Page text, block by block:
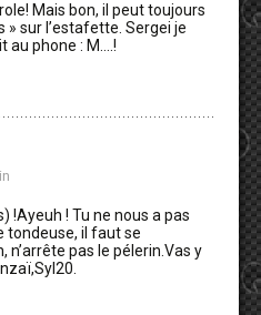
Mais bon, il peut toujours
sur l’estafette. Sergei je
au phone : M….!
!Ayeuh ! Tu ne nous a pas
tondeuse, il faut se
pas le pélerin.Vas y